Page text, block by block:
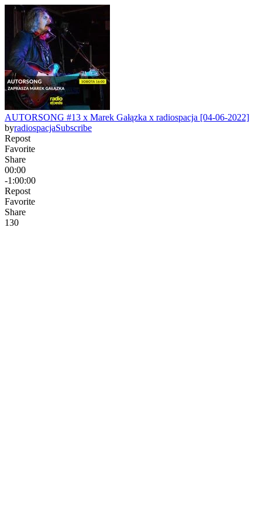
AUTORSONG #13 x Marek Gałązka x radiospacja [04-06-2022]
byradiospacjaSubscribe
Repost
Favorite
Share
00:00
-1:00:00
Repost
Favorite
Share
130